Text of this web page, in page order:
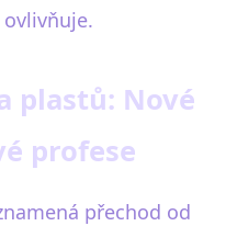
plastů: Nové
profese
přechod od